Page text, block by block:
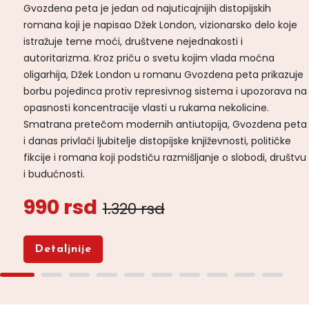
Gvozdena peta je jedan od najuticajnijih distopijskih
romana koji je napisao Džek London, vizionarsko delo koje
istražuje teme moći, društvene nejednakosti i
autoritarizma. Kroz priču o svetu kojim vlada moćna
oligarhija, Džek London u romanu Gvozdena peta prikazuje
borbu pojedinca protiv represivnog sistema i upozorava na
opasnosti koncentracije vlasti u rukama nekolicine.
Smatrana pretečom modernih antiutopija, Gvozdena peta
i danas privlači ljubitelje distopijske književnosti, političke
fikcije i romana koji podstiču razmišljanje o slobodi, društvu
i budućnosti.
990 rsd 1.320 rsd
Detaljnije